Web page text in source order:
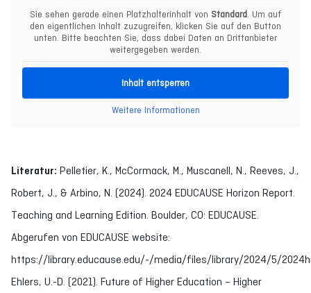
Sie sehen gerade einen Platzhalterinhalt von Standard . Um auf
den eigentlichen Inhalt zuzugreifen, klicken Sie auf den Button
unten. Bitte beachten Sie, dass dabei Daten an Drittanbieter
weitergegeben werden.
Inhalt entsperren
Weitere Informationen
Literatur: Pelletier, K., McCormack, M., Muscanell, N., Reeves, J.,
Robert, J., & Arbino, N. (2024). 2024 EDUCAUSE Horizon Report.
Teaching and Learning Edition. Boulder, CO: EDUCAUSE.
Abgerufen von EDUCAUSE website:
https://library.educause.edu/-/media/files/library/2024/5/
Ehlers, U.-D. (2021). Future of Higher Education – Higher